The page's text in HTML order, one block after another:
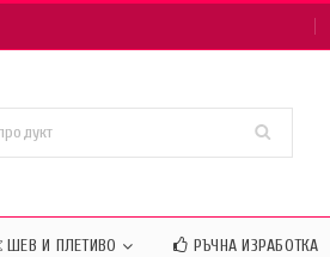
ШЕВ И ПЛЕТИВО РЪЧНА ИЗРАБОТКА